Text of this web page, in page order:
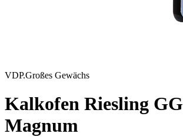
VDP.Großes Gewächs
Kalkofen Riesling GG
Magnum